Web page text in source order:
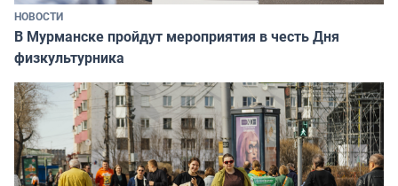
НОВОСТИ
В Мурманске пройдут мероприятия в честь Дня
физкультурника